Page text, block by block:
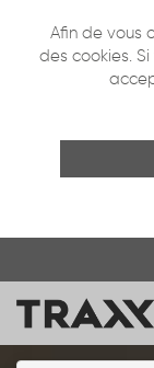
Afin de vous
des cookies.